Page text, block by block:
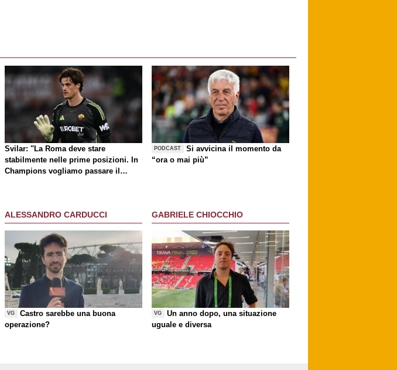
Svilar: "La Roma deve stare
stabilmente nelle prime posizioni. In
Champions vogliamo passare il
PODCAST
Si avvicina il momento da
“ora o mai più”
ALESSANDRO CARDUCCI
VG
Castro sarebbe una buona
operazione?
GABRIELE CHIOCCHIO
VG
Un anno dopo, una situazione
uguale e diversa